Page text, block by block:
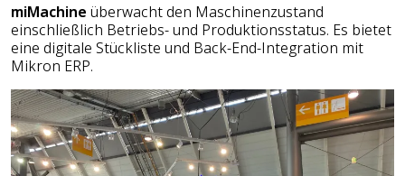
miMachine überwacht den Maschinenzustand
einschließlich Betriebs- und Produktionsstatus. Es bietet
eine digitale Stückliste und Back-End-Integration mit
Mikron ERP.